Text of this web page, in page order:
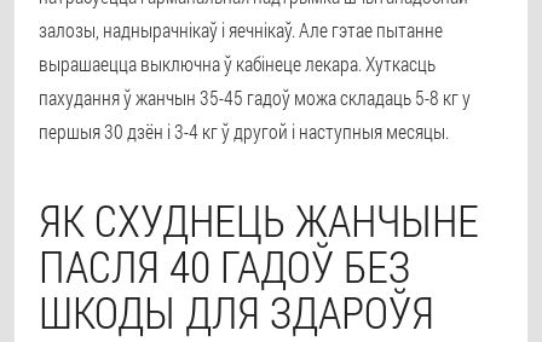
залозы, наднырачнікаў і яечнікаў. Але гэтае пытанне
вырашаецца выключна ў кабінеце лекара. Хуткасць
пахудання ў жанчын 35-45 гадоў можа складаць 5-8 кг у
першыя 30 дзён і 3-4 кг ў другой і наступныя месяцы.
ЯК СХУДНЕЦЬ ЖАНЧЫНЕ
ПАСЛЯ 40 ГАДОЎ БЕЗ
ШКОДЫ ДЛЯ ЗДАРОЎЯ